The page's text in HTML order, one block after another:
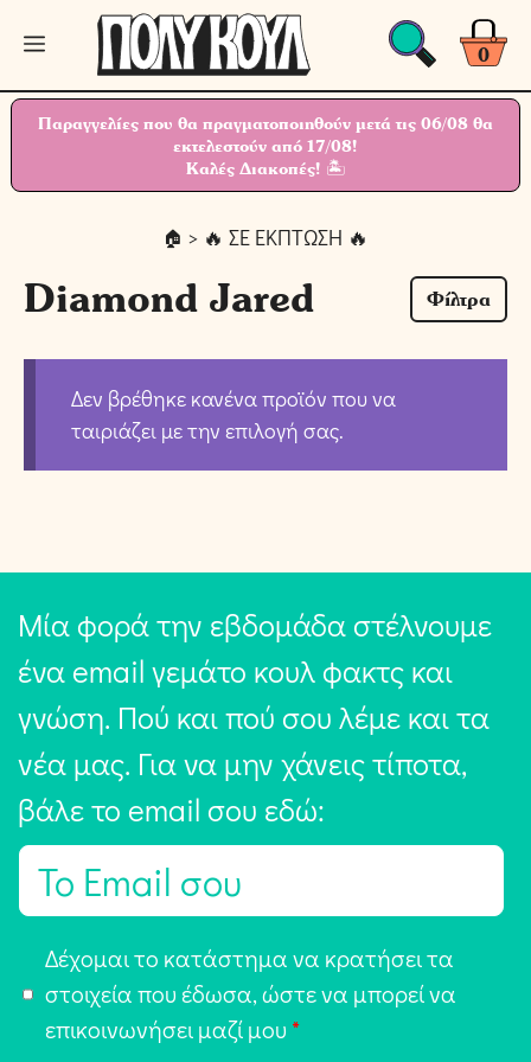
Μετάβαση
περιεχόμενο
0
Μενού
Παραγγελίες που θα πραγματοποιηθούν μετά τις 06/08 θα
εκτελεστούν από 17/08!
Καλές Διακοπές! 🏝
> 🔥 ΣΕ ΕΚΠΤΩΣΗ 🔥
Diamond Jared Φίλτρα
Δεν βρέθηκε κανένα προϊόν που να
ταιριάζει με την επιλογή σας.
Μία φορά την εβδομάδα στέλνουμε
ένα email γεμάτο κουλ φακτς και
γνώση. Πού και πού σου λέμε και τα
νέα μας. Για να μην χάνεις τίποτα,
βάλε το email σου εδώ:
E
π
Δέχομαι το κατάστημα να κρατήσει τα
στοιχεία που έδωσα, ώστε να μπορεί να
επικοινωνήσει μαζί μου *